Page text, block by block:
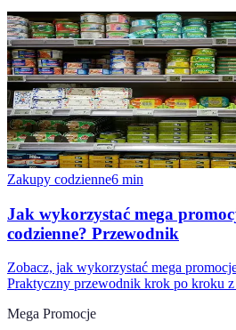
Zakupy codzienne6 min
Jak wykorzystać mega
codzienne? Przewodnik
Zobacz, jak wykorzystać mega
Praktyczny przewodnik krok po kroku
Mega Promocje